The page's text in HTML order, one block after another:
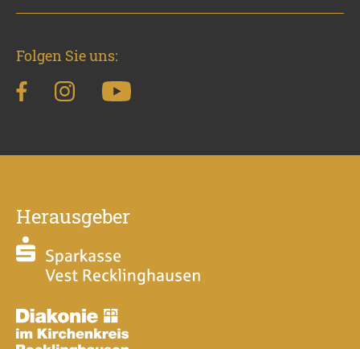
Folgen Sie uns:
Herausgeber